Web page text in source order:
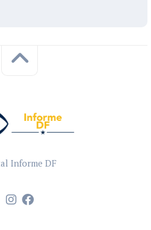
Informe DF